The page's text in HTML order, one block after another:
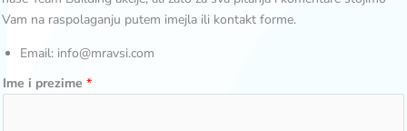
Vam na raspolaganju putem imejla ili kontakt forme.
Email: info@mravsi.com
Ime i prezime *